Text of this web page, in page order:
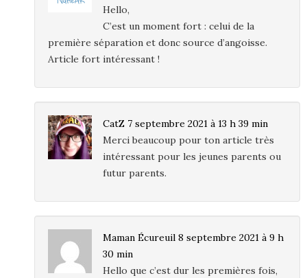
Hello,
C’est un moment fort : celui de la
première séparation et donc source d’angoisse.
Article fort intéressant !
CatZ 7 septembre 2021 à 13 h 39 min
Merci beaucoup pour ton article très
intéressant pour les jeunes parents ou
futur parents.
Maman Écureuil 8 septembre 2021 à 9 h
30 min
Hello que c’est dur les premières fois,